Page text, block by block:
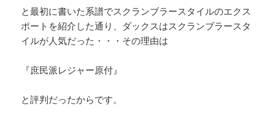
と最初に書いた系譜でスクランブラースタイルのエクス
ポートを紹介した通り、ダックスはスクランブラースタ
イルが人気だった・・・その理由は
『庶民派レジャー原付』
と評判だったからです。